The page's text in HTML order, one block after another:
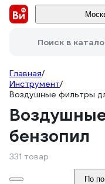
Поиск в
Главная/
Инструмент/
Воздушные фильтры
бензопил
331 товар
По